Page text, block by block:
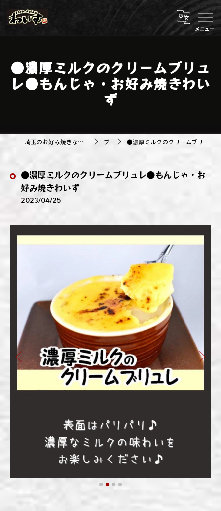
●濃厚ミルクのクリームブリュ
レ●もんじゃ・お好み焼きわい
ず
埼玉のお好み焼きなら株式会社アジルカンパニー ブログ ●濃厚ミルクのクリームブリュレ●もんじゃ・お好み焼きわいず
●濃厚ミルクのクリームブリュレ●もんじゃ・お
好み焼きわいず
2023/04/25